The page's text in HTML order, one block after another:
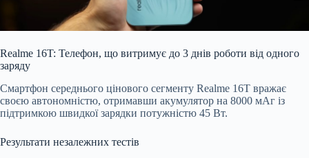
Realme 16T: Телефон, що витримує до 3 днів роботи від одного
заряду
Смартфон середнього цінового сегменту Realme 16T вражає
своєю автономністю, отримавши акумулятор на 8000 мАг із
підтримкою швидкої зарядки потужністю 45 Вт.
Результати незалежних тестів